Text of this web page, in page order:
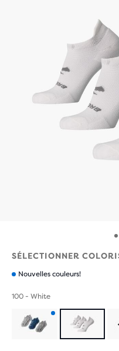
SÉLECTIONNER
Nouvelles couleurs!
100 - White
Produit